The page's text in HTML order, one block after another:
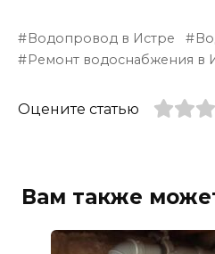
Водопровод в Истре
Ремонт водоснабжения в
Оцените статью
Вам также